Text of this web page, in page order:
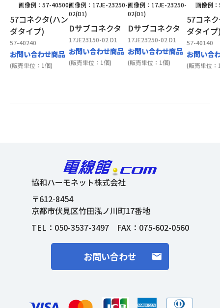
画像例：57-40500
57コネクタ(ハン
ダタイプ)
57-40240
お問い合わせ商品
(販売単位：1個)
画像例：17JE-23250-
02(D1)
Dサブコネクタ
17JE23150-02 D1
お問い合わせ商品
(販売単位：1個)
画像例：17JE-23250-
02(D1)
Dサブコネクタ
17JE23250-02 D1
お問い合わせ商品
(販売単位：1個)
画像例
57コネ
ダタイ
57-40140
お問い合
(販売単位：
協和ハーモネット株式会社
〒612-8454
京都市伏見区竹田泓ノ川町17番地
TEL： 050-3537-3497FAX：075-602-0560
お問い合わせ